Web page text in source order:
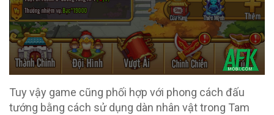
Tuy vậy game cũng phối hợp với phong cách đấu
tướng bằng cách sử dụng dàn nhân vật trong Tam